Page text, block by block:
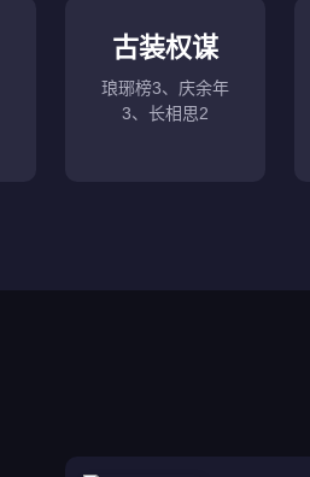
古装权谋
琅琊榜3、庆余年
3、长相思2